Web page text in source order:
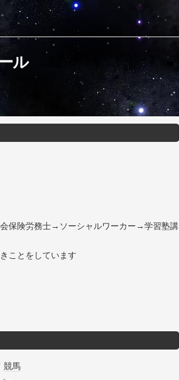
ル
保険労務士→ソーシャルワーカー→学習塾講
ことをしています
競馬